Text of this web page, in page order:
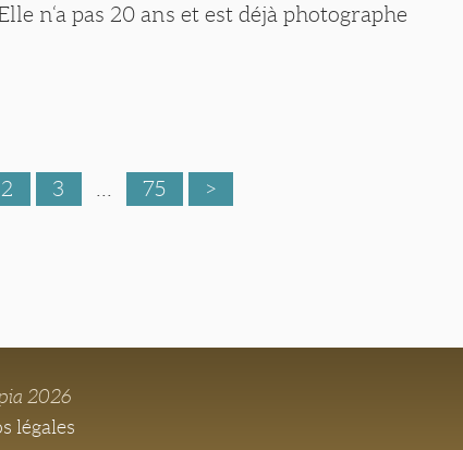
n‘a pas 20 ans et est déjà photographe
2 3 75 >
2026
légales